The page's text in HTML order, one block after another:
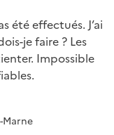
été effectués. J’ai
je faire ? Les
Impossible
Marne